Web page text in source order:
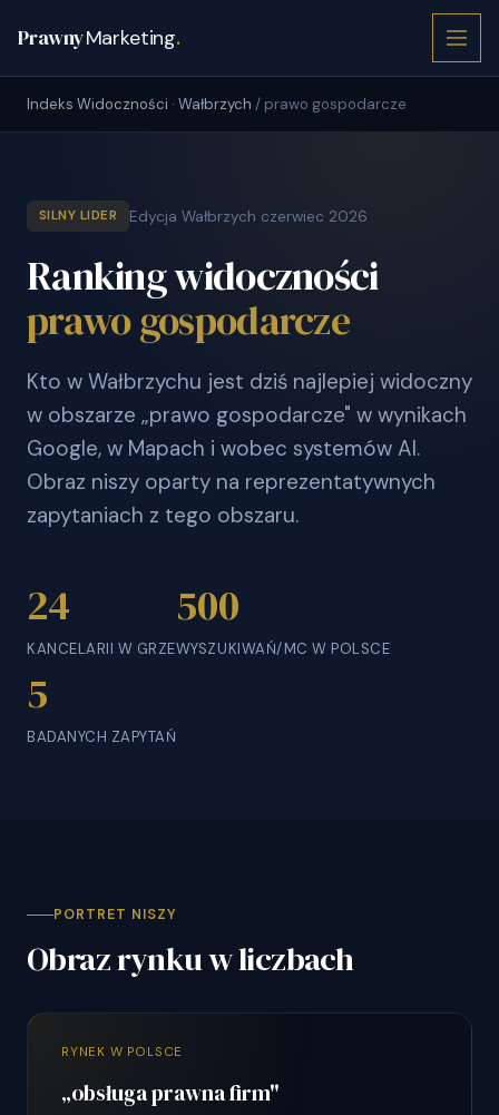
PrawnyMarketing.
Indeks Widoczności · Wałbrzych / prawo gospodarcze
SILNY LIDER Edycja Wałbrzych czerwiec 2026
Ranking widoczności
prawo gospodarcze
Kto w Wałbrzychu jest dziś najlepiej widoczny
w obszarze „prawo gospodarcze" w wynikach
Google, w Mapach i wobec systemów AI.
Obraz niszy oparty na reprezentatywnych
zapytaniach z tego obszaru.
24
KANCELARII W GRZE
500
WYSZUKIWAŃ/MC W POLSCE
5
BADANYCH ZAPYTAŃ
PORTRET NISZY
Obraz rynku w liczbach
RYNEK W POLSCE
„obsługa prawna firm"